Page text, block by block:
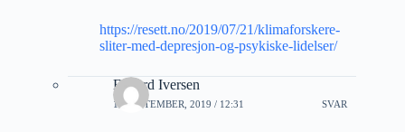
https://resett.no/2019/07/21/klimaforskere-
sliter-med-depresjon-og-psykiske-lidelser/
Edvard Iversen
10 SEPTEMBER, 2019 / 12:31 SVAR